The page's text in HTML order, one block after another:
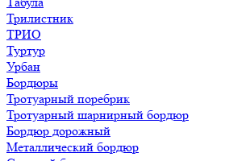
Трилистник
ТРИО
Туртур
Урбан
Бордюры
Тротуарный поребрик
Тротуарный шарнирный бордюр
Бордюр дорожный
Металлический бордюр